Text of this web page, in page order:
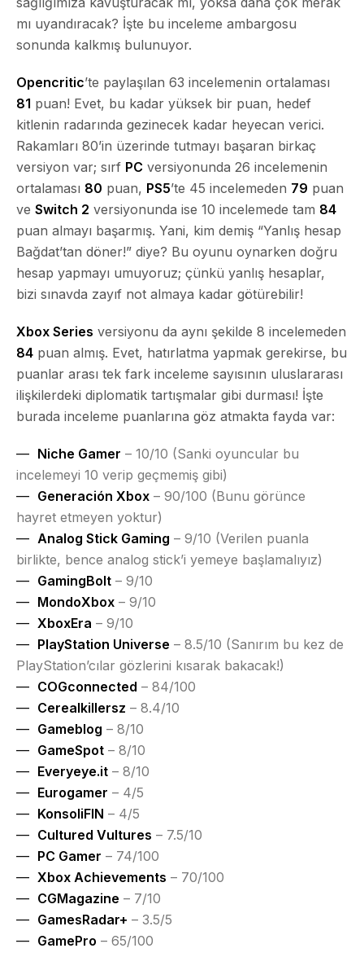
mı uyandıracak? İşte bu inceleme ambargosu
sonunda kalkmış bulunuyor.
Opencritic’te paylaşılan 63 incelemenin ortalaması
81 puan! Evet, bu kadar yüksek bir puan, hedef
kitlenin radarında gezinecek kadar heyecan verici.
Rakamları 80’in üzerinde tutmayı başaran birkaç
versiyon var; sırf PC versiyonunda 26 incelemenin
ortalaması 80 puan, PS5’te 45 incelemeden 79 puan
ve Switch 2 versiyonunda ise 10 incelemede tam 84
puan almayı başarmış. Yani, kim demiş “Yanlış hesap
Bağdat’tan döner!” diye? Bu oyunu oynarken doğru
hesap yapmayı umuyoruz; çünkü yanlış hesaplar,
bizi sınavda zayıf not almaya kadar götürebilir!
Xbox Series versiyonu da aynı şekilde 8 incelemeden
84 puan almış. Evet, hatırlatma yapmak gerekirse, bu
puanlar arası tek fark inceleme sayısının uluslararası
ilişkilerdeki diplomatik tartışmalar gibi durması! İşte
burada inceleme puanlarına göz atmakta fayda var:
Niche Gamer – 10/10 (Sanki oyuncular bu
incelemeyi 10 verip geçmemiş gibi)
Generación Xbox – 90/100 (Bunu görünce
hayret etmeyen yoktur)
Analog Stick Gaming – 9/10 (Verilen puanla
birlikte, bence analog stick’i yemeye başlamalıyız)
GamingBolt – 9/10
MondoXbox – 9/10
XboxEra – 9/10
PlayStation Universe – 8.5/10 (Sanırım bu kez de
PlayStation’cılar gözlerini kısarak bakacak!)
COGconnected – 84/100
Cerealkillersz – 8.4/10
Gameblog – 8/10
GameSpot – 8/10
Everyeye.it – 8/10
Eurogamer – 4/5
KonsoliFIN – 4/5
Cultured Vultures – 7.5/10
PC Gamer – 74/100
Xbox Achievements – 70/100
CGMagazine – 7/10
GamesRadar+ – 3.5/5
GamePro – 65/100